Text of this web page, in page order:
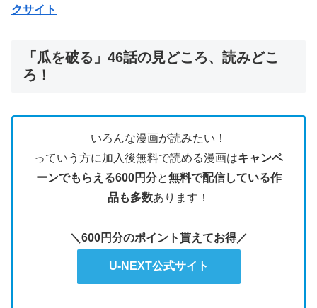
クサイト
「瓜を破る」46話の見どころ、読みどこ
ろ！
いろんな漫画が読みたい！
っていう方に加入後無料で読める漫画はキャンペ
ーンでもらえる600円分と無料で配信している作
品も多数あります！
＼600円分のポイント貰えてお得／
U-NEXT公式サイト